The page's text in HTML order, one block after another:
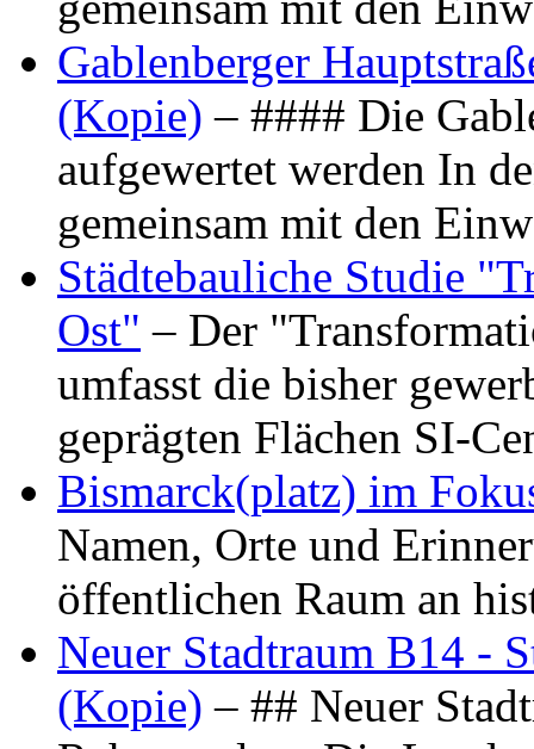
Gablenberger
(Kopie) – #### Die
aufgewertet werden In
gemeinsam mit den
Städtebauliche Studie
Ost" – Der
umfasst die bisher
geprägten Flächen SI-
Bismarck(platz) im
Namen, Orte und
öffentlichen Raum an
Neuer Stadtraum B14 -
(Kopie) – ## Neuer